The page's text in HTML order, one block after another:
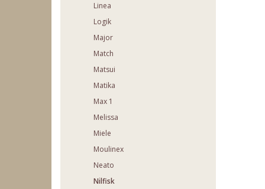
Linea
Logik
Major
Match
Matsui
Matika
Max 1
Melissa
Miele
Moulinex
Neato
Nilfisk